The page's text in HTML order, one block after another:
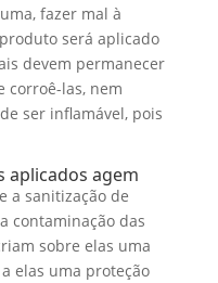
fazer mal à
será aplicado
devem permanecer
corroê-las, nem
ser inflamável, pois
aplicados agem
a sanitização de
contaminação das
sobre elas uma
elas uma proteção